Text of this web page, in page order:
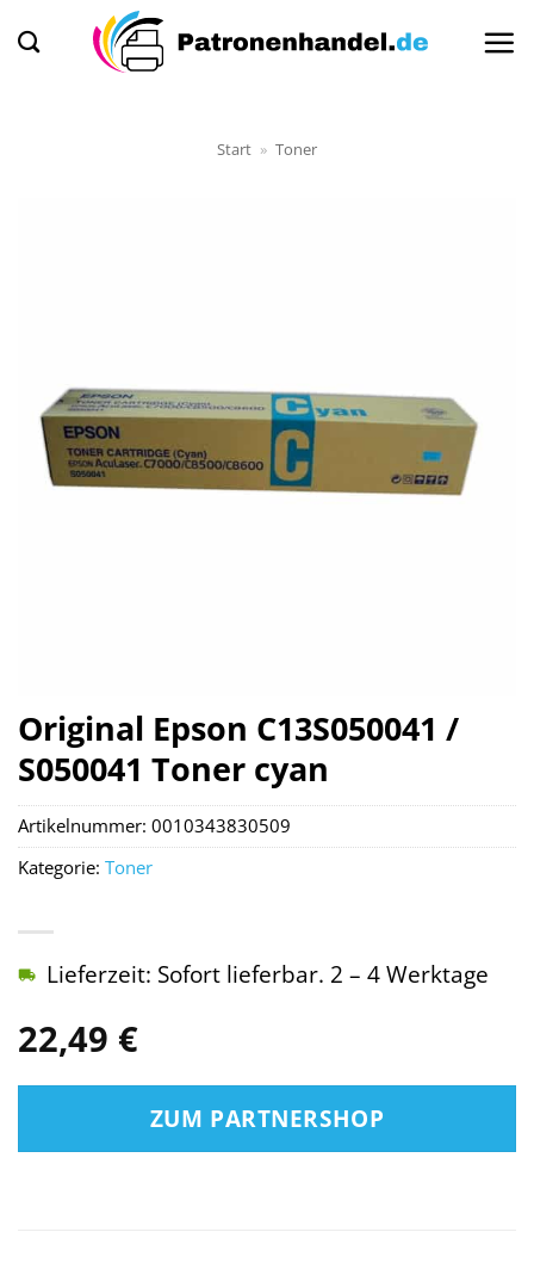
Inhalt
Start » Toner
Original Epson C13S050041 /
S050041 Toner cyan
22,49 €
Lieferzeit: Sofort lieferbar. 2 – 4 Werktage
ZUM PARTNERSHOP
Artikelnummer: 0010343830509
Kategorie: Toner